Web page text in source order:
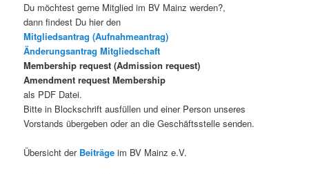
Du möchtest gerne Mitglied im BV Mainz werden?,
dann findest Du hier den
Mitgliedsantrag (Aufnahmeantrag)
Änderungsantrag Mitgliedschaft
Membership request (Admission request)
Amendment request Membership
als PDF Datei.
Bitte in Blockschrift ausfüllen und einer Person unseres
Vorstands übergeben oder an die Geschäftsstelle senden.
Übersicht der Beiträge im BV Mainz e.V.